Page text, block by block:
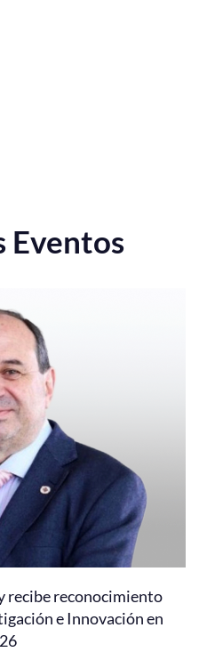
Eventos
recibe reconocimiento
e Innovación en